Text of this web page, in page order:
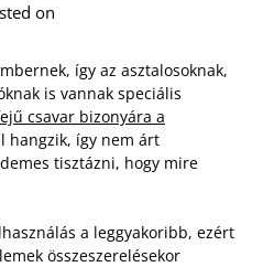
on
így az asztalosoknak,
is vannak speciális
csavar bizonyára a
hangzik, így nem árt
tisztázni, hogy mire
a leggyakoribb, ezért
összeszerelésekor